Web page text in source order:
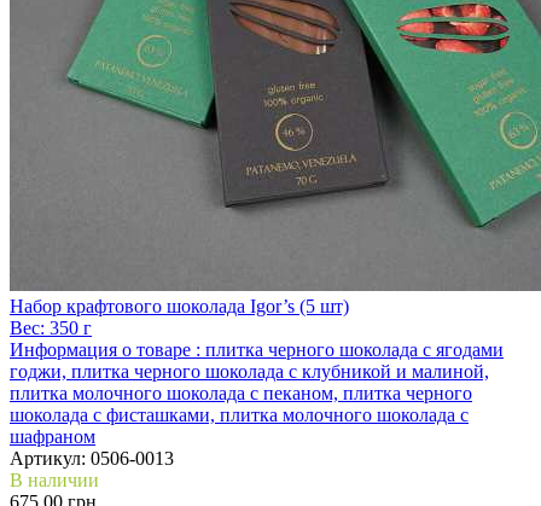
Набор крафтового шоколада Igor’s (5 шт)
Вес: 350 г
Информация о товаре : плитка черного шоколада с ягодами
годжи, плитка черного шоколада с клубникой и малиной,
плитка молочного шоколада с пеканом, плитка черного
шоколада с фисташками, плитка молочного шоколада с
шафраном
Артикул: 0506-0013
В наличии
675.00 грн